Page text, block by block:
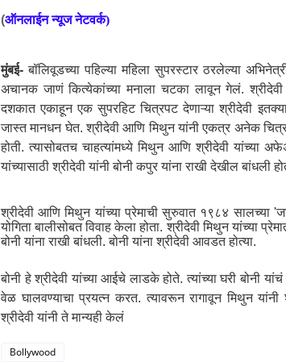
(ऑनलाईन न्यूज नेटवर्क)
मुंबई-बॉलिवूडच्या पहिल्या महिला सुपरस्टार ठरलेल्या
अचानक जाणं कित्येकांच्या मनाला चटका लावून गेलं.
दशकात एकाहून एक सुपरहिट चित्रपट देणाऱ्या श्रीदेवी
जास्त मानधन घेत. श्रीदेवी आणि मिथुन यांनी एकत्र अनेक
होती. त्यासोबतच चाहत्यांमध्ये मिथुन आणि श्रीदेवी यांच्या
यांच्यासाठी श्रीदेवी यांनी बोनी कपुर यांना राखी देखील बांधली
श्रीदेवी आणि मिथुन यांच्या प्रेमाची सुरुवात १९८४ सालच्या '
योगिता बालीसोबत विवाह केला होता. श्रीदेवी मिथुन यांच्या
बोनी यांना राखी बांधली. बोनी यांना श्रीदेवी आवडत होत्या.
बोनी हे श्रीदेवी यांच्या आईचे लाडके होते. त्यांच्या घरी बोनी
वेळ घालवण्याचा प्रयत्न करत. त्यावरून रागावून मिथुन यांनी
श्रीदेवी यांनी ते मान्यही केलं
Bollywood